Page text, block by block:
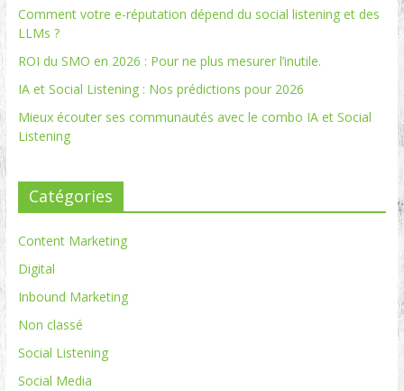
Comment votre e-réputation dépend du social listening et des
LLMs ?
ROI du SMO en 2026 : Pour ne plus mesurer l’inutile.
IA et Social Listening : Nos prédictions pour 2026
Mieux écouter ses communautés avec le combo IA et Social
Listening
Catégories
Content Marketing
Digital
Inbound Marketing
Non classé
Social Listening
Social Media